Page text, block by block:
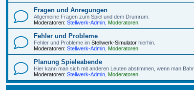
Fragen und Anregungen
Allgemeine Fragen zum Spiel und dem Drumrum.
Moderatoren: Stellwerk-Admin Moderatoren
Fehler und Probleme
Fehler und Probleme im Stellwerk-Simulator hierhin.
Moderatoren: Stellwerk-Admin Moderatoren
Planung Spieleabende
Hier kann man sich mit anderen Leuten abstimmen, wenn man
Moderatoren: Stellwerk-Admin Moderatoren